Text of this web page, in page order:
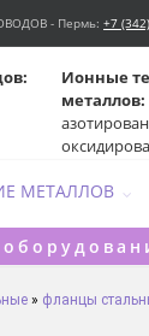
- Пермь: +7
Ионные
металлов:
МЕТАЛЛОВ
» фланцы